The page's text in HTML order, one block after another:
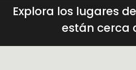
Explora los lugares
están cerca